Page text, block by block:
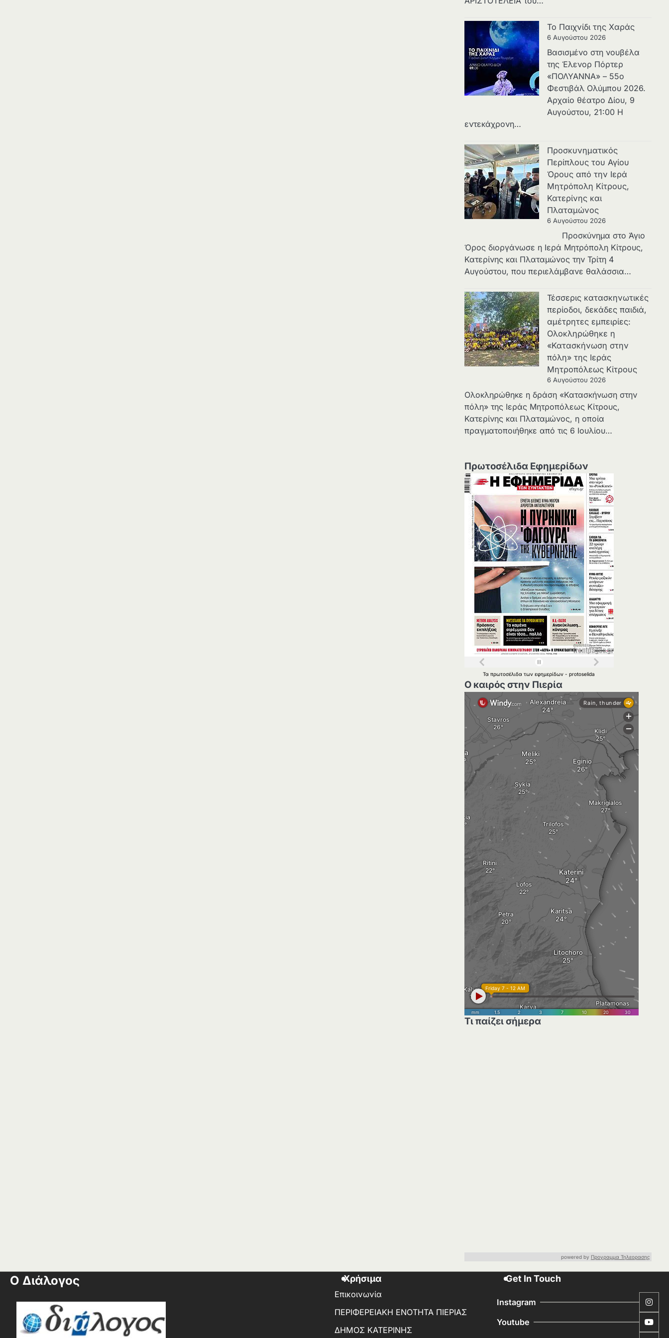
Το Παιχνίδι της Χαράς
6 Αυγούστου 2026
Βασισμένο στη νουβέλα
της Έλενορ Πόρτερ
«ΠΟΛΥΑΝΝΑ» – 55ο
Φεστιβάλ Ολύμπου 2026.
Αρχαίο θέατρο Δίου, 9
Αυγούστου, 21:00 Η
εντεκάχρονη…
Προσκυνηματικός
Περίπλους του Αγίου
Όρους από την Ιερά
Μητρόπολη Κίτρους,
Κατερίνης και
Πλαταμώνος
6 Αυγούστου 2026
Προσκύνημα στο Άγιο
Όρος διοργάνωσε η Ιερά Μητρόπολη Κίτρους,
Κατερίνης και Πλαταμώνος την Τρίτη 4
Αυγούστου, που περιελάμβανε θαλάσσια…
Τέσσερις κατασκηνωτικές
περίοδοι, δεκάδες παιδιά,
αμέτρητες εμπειρίες:
Ολοκληρώθηκε η
«Κατασκήνωση στην
πόλη» της Ιεράς
Μητροπόλεως Κίτρους
6 Αυγούστου 2026
Ολοκληρώθηκε η δράση «Κατασκήνωση στην
πόλη» της Ιεράς Μητροπόλεως Κίτρους,
Κατερίνης και Πλαταμώνος, η οποία
πραγματοποιήθηκε από τις 6 Ιουλίου…
Πρωτοσέλιδα Εφημερίδων
Ταπρωτοσέλιδατωνεφημερίδων-protoselida
Ο καιρός στην Πιερία
Τι παίζει σήμερα
powered by Προγραμμα Τηλεορασης
Ο Διάλογος Χρήσιμα
Επικοινωνία
ΠΕΡΙΦΕΡΕΙΑΚΗ ΕΝΟΤΗΤΑ ΠΙΕΡΙΑΣ
ΔΗΜΟΣ ΚΑΤΕΡΙΝΗΣ
Get In Touch
Instagram
Youtube